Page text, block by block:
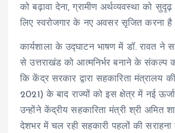
को बढ़ावा देना, ग्रामीण अर्थव्यवस्था को
लिए स्वरोजगार के नए अवसर सृजित करना
कार्यशाला के उद्घाटन भाषण में डॉ. रावत ने
से उत्तराखंड को आत्मनिर्भर बनाने के संकल्प
कि केंद्र सरकार द्वारा सहकारिता मंत्रालय
2021) के बाद राज्यों को इस क्षेत्र में नई
उन्होंने केंद्रीय सहकारिता मंत्री श्री अमित
देशभर में चल रही सहकारी पहलों की सराहना